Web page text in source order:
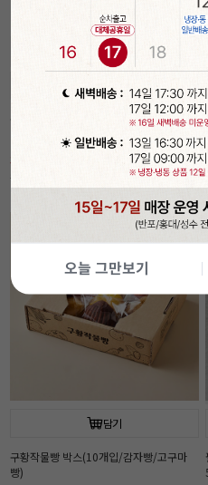
오늘 그만보기
05 일02:28 41
담기
속이 잘 보이는 투명 햄버거 상자(50개입/
30%
9,990
담기
구황작물빵 박스(10개입/감자빵/고구마
빵)